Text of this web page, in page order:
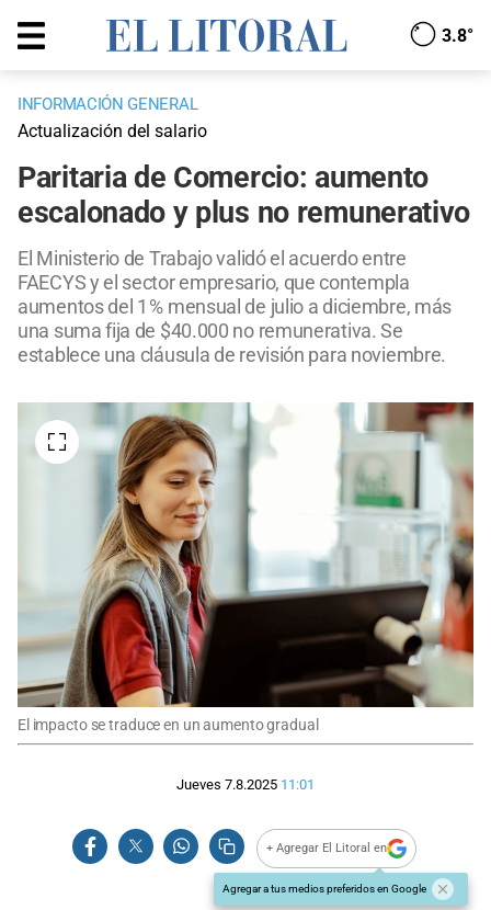
3.8°
INFORMACIÓN GENERAL
Actualización del salario
Paritaria de Comercio: aumento
escalonado y plus no remunerativo
El Ministerio de Trabajo validó el acuerdo entre
FAECYS y el sector empresario, que contempla
aumentos del 1 % mensual de julio a diciembre, más
una suma fija de $40.000 no remunerativa. Se
establece una cláusula de revisión para noviembre.
El impacto se traduce en un aumento gradual
Jueves 7.8.2025 11:01
+ Agregar El Litoral en
Agregar a tus medios preferidos en Google